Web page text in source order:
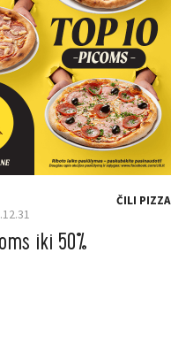
ČILI PIZZA
iki 50%